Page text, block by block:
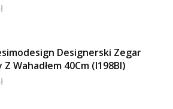
Designerski Zegar
Z Wahadłem 40Cm (I198Bl)